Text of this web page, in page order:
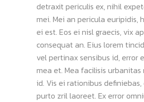
detraxit periculis ex, nihil
mei. Mei an pericula euripidis,
ei est. Eos ei nisl graecis, vix
consequat an. Eius lorem
vel pertinax sensibus id, error
mea et. Mea facilisis
id. Vis ei rationibus definiebas,
purto zril laoreet. Ex error